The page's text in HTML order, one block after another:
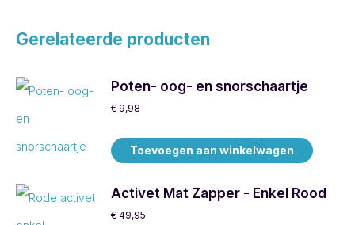
Gerelateerde producten
Poten- oog- en snorschaartje
€ 9,98
Toevoegen aan winkelwagen
Activet Mat Zapper - Enkel Rood
€ 49,95